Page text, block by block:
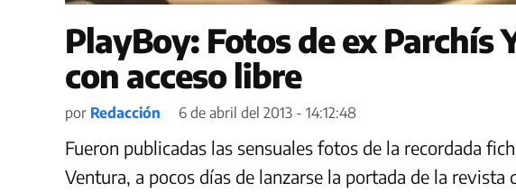
PlayBoy: Fotos de ex Parchís
con acceso libre
por Redacción 6 de abril del 2013 - 14:12:48
Fueron publicadas las sensuales fotos de la recordada
Ventura, a pocos días de lanzarse la portada de la revista